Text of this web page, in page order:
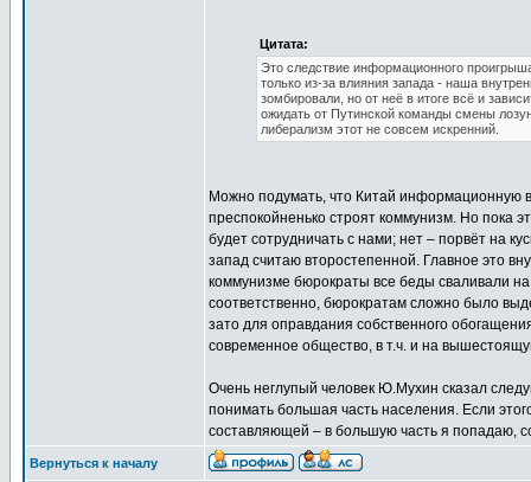
Цитата:
Это следствие информационного
только из-за влияния запада - наша
зомбировали, но от неё в итоге всё и
ожидать от Путинской команды смены
либерализм этот не совсем искренний.
Можно подумать, что Китай информационную
преспокойненько строят коммунизм. Но пока
будет сотрудничать с нами; нет – порвёт на
запад считаю второстепенной. Главное это
коммунизме бюрократы все беды сваливали
соответственно, бюрократам сложно было
зато для оправдания собственного
современное общество, в т.ч. и на
Очень неглупый человек Ю.Мухин сказал
понимать большая часть населения. Если
составляющей – в большую часть я попадаю,
Вернуться к началу